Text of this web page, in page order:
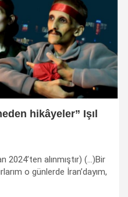
hikâyeler” Işıl
2024’ten alınmıştır) (…)Bir
o günlerde İran’dayım,